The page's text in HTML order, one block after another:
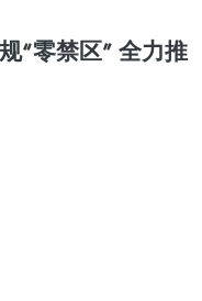
“零禁区” 全力推